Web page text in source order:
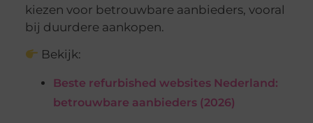
kiezen voor betrouwbare aanbieders, vooral
bij duurdere aankopen.
Bekijk:
Beste refurbished websites Nederland:
betrouwbare aanbieders (2026)